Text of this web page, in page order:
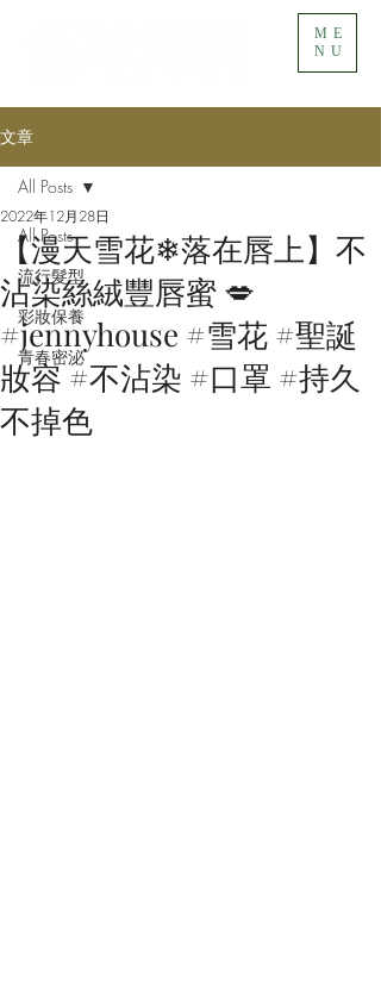
ME
NU
文章
All Posts
流行髮型
彩妝保養
青春密泌
All Posts
【漫天雪花❄落在唇上】不
沾染絲絨豐唇蜜 💋
#jennyhouse #雪花 #聖誕
妝容 #不沾染 #口罩 #持久
不掉色
2022年12月28日